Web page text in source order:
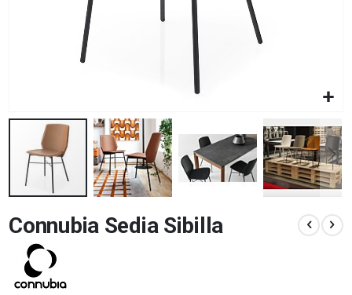
all'inizio
della
galleria
immagini
Connubia Sedia Sibilla